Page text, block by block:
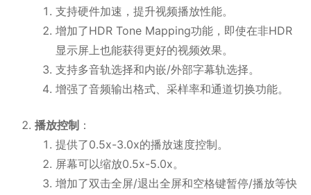
支持硬件加速，提升视频播放性能。
增加了HDR Tone Mapping功能，即使在非HDR
显示屏上也能获得更好的视频效果。
支持多音轨选择和内嵌/外部字幕轨选择。
增强了音频输出格式、采样率和通道切换功能。
播放控制 ：
提供了0.5x-3.0x的播放速度控制。
屏幕可以缩放0.5x-5.0x。
增加了双击全屏/退出全屏和空格键暂停/播放等快